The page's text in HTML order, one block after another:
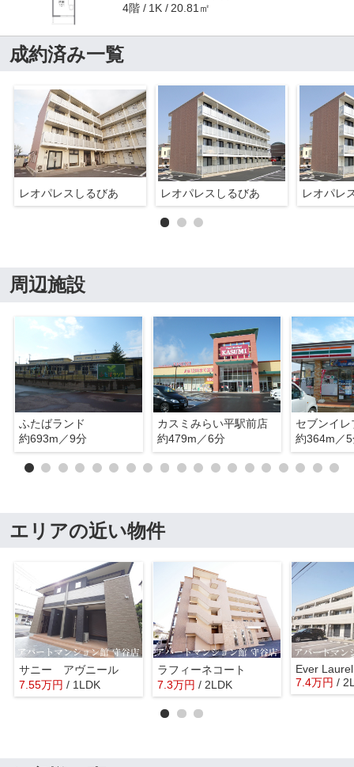
4階 1K 20.81㎡
成約済み一覧
レオパレスしるびあ レオパレスしるびあ レオパレ
周辺施設
ふたばランド
約693m／9分
カスミみらい平駅前店
約479m／6分
約364m／
エリアの近い物件
サニー アヴニール
7.55万円 / 1LDK
ラフィーネコート
7.3万円 / 2LDK
Ever Laurel
7.4万円 /